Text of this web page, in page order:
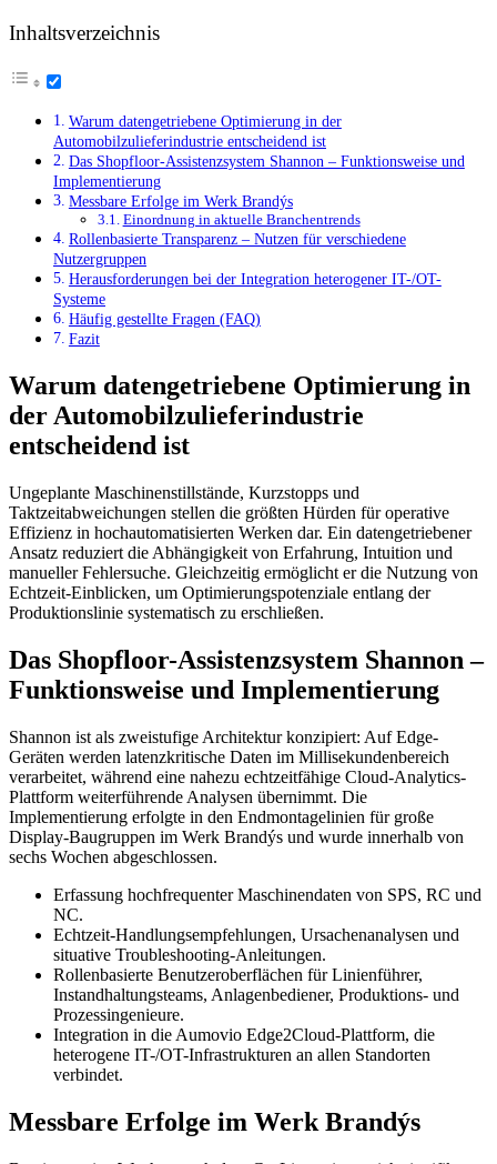
Inhaltsverzeichnis
Warum datengetriebene Optimierung in der
Automobilzulieferindustrie entscheidend ist
Das Shopfloor-Assistenzsystem Shannon – Funktionsweise und
Implementierung
Messbare Erfolge im Werk Brandýs
Einordnung in aktuelle Branchentrends
Rollenbasierte Transparenz – Nutzen für verschiedene
Nutzergruppen
Herausforderungen bei der Integration heterogener IT-/OT-
Systeme
Häufig gestellte Fragen (FAQ)
Fazit
Warum datengetriebene Optimierung in
der Automobilzulieferindustrie
entscheidend ist
Ungeplante Maschinenstillstände, Kurzstopps und
Taktzeitabweichungen stellen die größten Hürden für operative
Effizienz in hochautomatisierten Werken dar. Ein datengetriebener
Ansatz reduziert die Abhängigkeit von Erfahrung, Intuition und
manueller Fehlersuche. Gleichzeitig ermöglicht er die Nutzung von
Echtzeit-Einblicken, um Optimierungspotenziale entlang der
Produktionslinie systematisch zu erschließen.
Das Shopfloor-Assistenzsystem Shannon –
Funktionsweise und Implementierung
Shannon ist als zweistufige Architektur konzipiert: Auf Edge-
Geräten werden latenzkritische Daten im Millisekundenbereich
verarbeitet, während eine nahezu echtzeitfähige Cloud-Analytics-
Plattform weiterführende Analysen übernimmt. Die
Implementierung erfolgte in den Endmontagelinien für große
Display-Baugruppen im Werk Brandýs und wurde innerhalb von
sechs Wochen abgeschlossen.
Erfassung hochfrequenter Maschinendaten von SPS, RC und
NC.
Echtzeit-Handlungsempfehlungen, Ursachenanalysen und
situative Troubleshooting-Anleitungen.
Rollenbasierte Benutzeroberflächen für Linienführer,
Instandhaltungsteams, Anlagenbediener, Produktions- und
Prozessingenieure.
Integration in die Aumovio Edge2Cloud-Plattform, die
heterogene IT-/OT-Infrastrukturen an allen Standorten
verbindet.
Messbare Erfolge im Werk Brandýs